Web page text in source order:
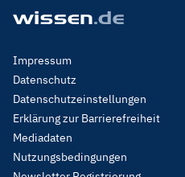
Footer
Menu
Legal
Impressum
Datenschutz
Datenschutzeinstellungen
Erklärung zur Barrierefreiheit
Mediadaten
Nutzungsbedingungen